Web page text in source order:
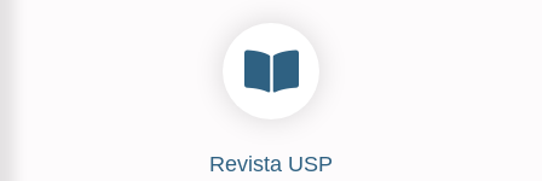
Revista USP